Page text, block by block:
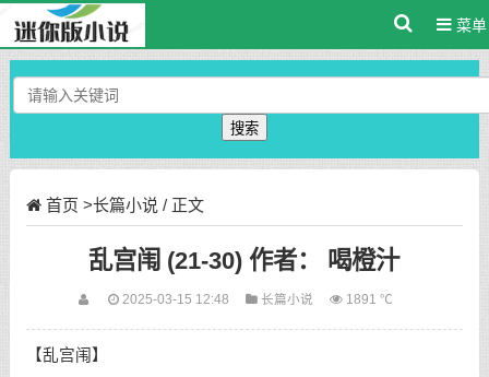
菜单
搜索
首页 >长篇小说 / 正文
乱宫闱 (21-30) 作者： 喝橙汁
2025-03-15 12:48 长篇小说 1891 ℃
【乱宫闱】